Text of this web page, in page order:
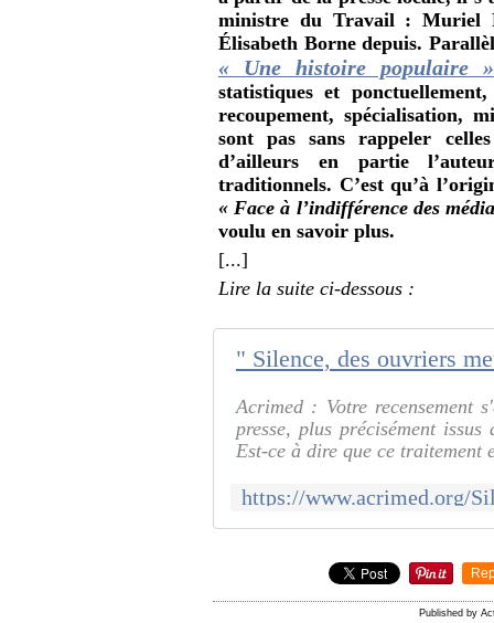
ministre du Travail : Muriel
Élisabeth Borne depuis.
« Une histoire populaire »
statistiques et
recoupement, spécialisation,
sont pas sans rappeler
d’ailleurs en partie
traditionnels. C’est qu’à
« Face à l’indifférence des
voulu en savoir plus.
[...]
Lire la suite ci-dessous :
Acrimed : Votre recensement
presse, plus précisément
Est-ce à dire que ce traitement
Published by